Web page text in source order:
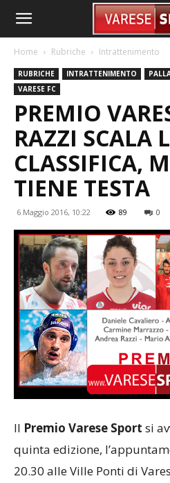
Home Rubriche Intrattenimento
RUBRICHE INTRATTENIMENTO
VARESE FC
PREMIO
RAZZI SCALA
CLASSIFICA,
TIENE TESTA
6 Maggio 2016, 10:22 89 0
Il Premio Varese Sport si
quinta edizione,
20.30 alle Ville Ponti di